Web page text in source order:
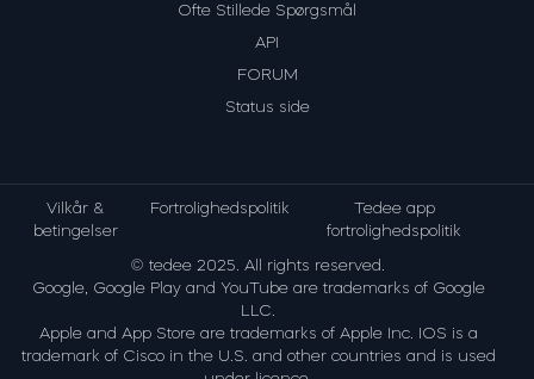
Ofte Stillede Spørgsmål
API
FORUM
Status side
Vilkår &
betingelser
Fortrolighedspolitik
Tedee app
fortrolighedspolitik
© tedee 2025. All rights reserved.
Google, Google Play and YouTube are trademarks of Google
LLC.
Apple and App Store are trademarks of Apple Inc. IOS is a
trademark of Cisco in the U.S. and other countries and is used